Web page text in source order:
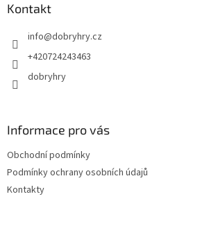
Kontakt
info@dobryhry.cz
+420724243463
dobryhry
Informace pro vás
Obchodní podmínky
Podmínky ochrany osobních údajů
Kontakty